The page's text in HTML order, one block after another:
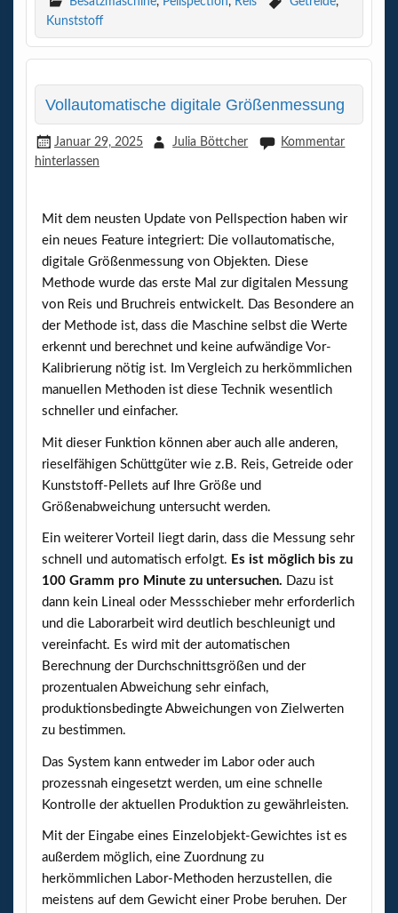
o
o
k
n
A
p
p
Kunststoff
Vollautomatische digitale Größenmessung
Januar 29, 2025 Julia Böttcher
Kommentar
hinterlassen
Mit dem neusten Update von Pellspection haben wir
ein neues Feature integriert: Die vollautomatische,
digitale Größenmessung von Objekten. Diese
Methode wurde das erste Mal zur digitalen Messung
von Reis und Bruchreis entwickelt. Das Besondere an
der Methode ist, dass die Maschine selbst die Werte
erkennt und berechnet und keine aufwändige Vor-
Kalibrierung nötig ist. Im Vergleich zu herkömmlichen
manuellen Methoden ist diese Technik wesentlich
schneller und einfacher.
Mit dieser Funktion können aber auch alle anderen,
rieselfähigen Schüttgüter wie z.B. Reis, Getreide oder
Kunststoff-Pellets auf Ihre Größe und
Größenabweichung untersucht werden.
Ein weiterer Vorteil liegt darin, dass die Messung sehr
schnell und automatisch erfolgt. Es ist möglich bis zu
100 Gramm pro Minute zu untersuchen. Dazu ist
dann kein Lineal oder Messschieber mehr erforderlich
und die Laborarbeit wird deutlich beschleunigt und
vereinfacht. Es wird mit der automatischen
Berechnung der Durchschnittsgrößen und der
prozentualen Abweichung sehr einfach,
produktionsbedingte Abweichungen von Zielwerten
zu bestimmen.
Das System kann entweder im Labor oder auch
prozessnah eingesetzt werden, um eine schnelle
Kontrolle der aktuellen Produktion zu gewährleisten.
Mit der Eingabe eines Einzelobjekt-Gewichtes ist es
außerdem möglich, eine Zuordnung zu
herkömmlichen Labor-Methoden herzustellen, die
meistens auf dem Gewicht einer Probe beruhen. Der